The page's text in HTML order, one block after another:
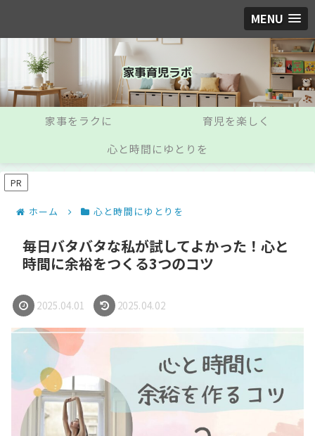
MENU
家事をラクに
育児を楽しく
心と時間にゆとりを
PR
ホーム 心と時間にゆとりを
毎日バタバタな私が試してよかった！心と
時間に余裕をつくる3つのコツ
2025.04.01 2025.04.02